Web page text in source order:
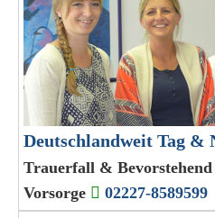
Deutschlandweit Tag &
Trauerfall & Bevorstehend
Vorsorge 02227-8589599